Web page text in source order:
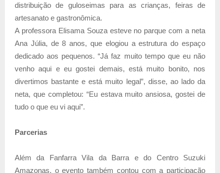
distribuição de guloseimas para as crianças, feiras de
artesanato e gastronômica.
A professora Elisama Souza esteve no parque com a neta
Ana Júlia, de 8 anos, que elogiou a estrutura do espaço
dedicado aos pequenos. “Já faz muito tempo que eu não
venho aqui e eu gostei demais, está muito bonito, nos
divertimos bastante e está muito legal”, disse, ao lado da
neta, que completou: “Eu estava muito ansiosa, gostei de
tudo o que eu vi aqui”.
Parcerias
Além da Fanfarra Vila da Barra e do Centro Suzuki
Amazonas, o evento também contou com a participação